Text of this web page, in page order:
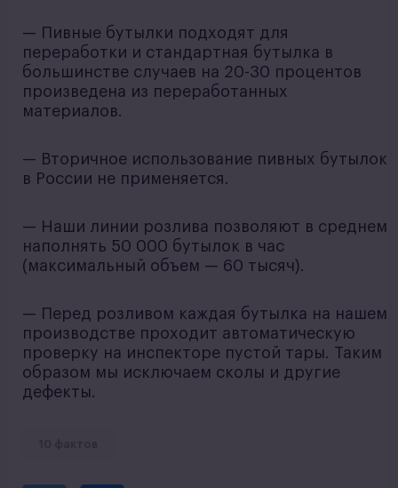
— Пивные бутылки подходят для
переработки и стандартная бутылка в
большинстве случаев на 20-30 процентов
произведена из переработанных
материалов.
— Вторичное использование пивных бутылок
в России не применяется.
— Наши линии розлива позволяют в среднем
наполнять 50 000 бутылок в час
(максимальный объем — 60 тысяч).
— Перед розливом каждая бутылка на нашем
производстве проходит автоматическую
проверку на инспекторе пустой тары. Таким
образом мы исключаем сколы и другие
дефекты.